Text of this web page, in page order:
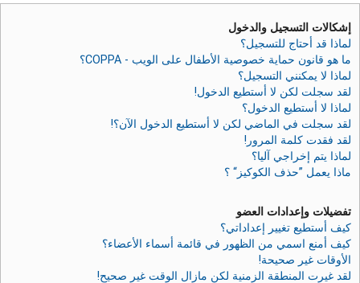
إشكالات التسجيل والدخول
لماذا قد أحتاج للتسجيل؟
ما هو قانون حماية خصوصية الأطفال على الويب - COPPA؟
لماذا لا يمكنني التسجيل؟
لقد سجلت لكن لا أستطيع الدخول!
لماذا لا أستطيع الدخول؟
لقد سجلت في الماضي لكن لا أستطيع الدخول الآن؟!
لقد فقدت كلمة المرور!
لماذا يتم إخراجي آليا؟
ماذا يعمل ”حذف الكوكيز“ ؟
تفضيلات وإعدادات العضو
كيف أستطيع تغيير إعداداتي؟
كيف أمنع اسمي من الظهور في قائمة أسماء الأعضاء؟
الأوقات غير صحيحة!
لقد غيرت المنطقة الزمنية لكن مازال الوقت غير صحيح!